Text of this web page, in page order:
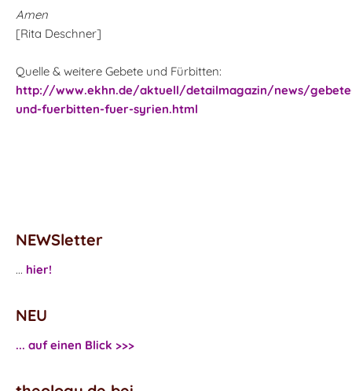
Amen
[Rita Deschner]
Quelle & weitere Gebete und Fürbitten:
http://www.ekhn.de/aktuell/detailmagazin/news/
und-fuerbitten-fuer-syrien.html
NEWSletter
... hier!
NEU
... auf einen Blick >>>